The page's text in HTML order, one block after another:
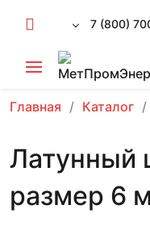
7 (800)
Главная Каталог
Латунный
размер 6